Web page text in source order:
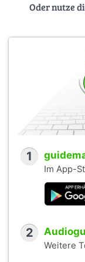
Oder nutze
1
Im App-
2
Weitere